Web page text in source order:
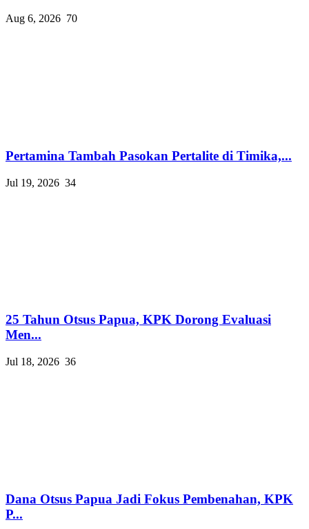
Aug 6, 2026 70
Pertamina Tambah Pasokan Pertalite di Timika,...
Jul 19, 2026 34
25 Tahun Otsus Papua, KPK Dorong Evaluasi
Men...
Jul 18, 2026 36
Dana Otsus Papua Jadi Fokus Pembenahan, KPK
P...